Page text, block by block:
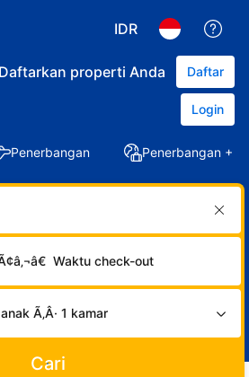
IDR
Daftarkan properti Anda Daftar
Login
Penerbangan Penerbangan +
Waktu check-out
Ã‚Â· 1 kamar
Cari